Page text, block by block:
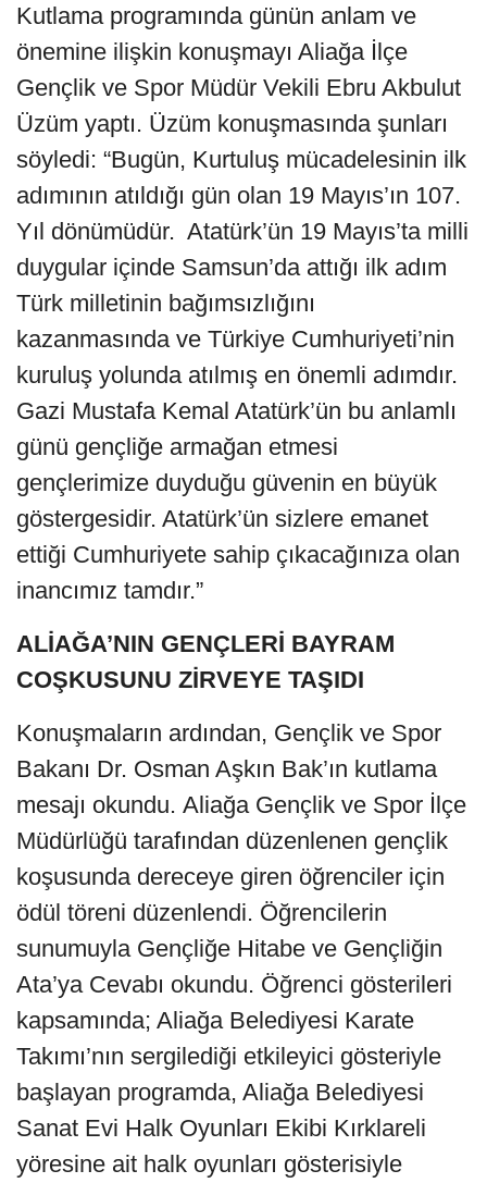
Kutlama programında günün anlam ve
önemine ilişkin konuşmayı Aliağa İlçe
Gençlik ve Spor Müdür Vekili Ebru Akbulut
Üzüm yaptı. Üzüm konuşmasında şunları
söyledi: “Bugün, Kurtuluş mücadelesinin ilk
adımının atıldığı gün olan 19 Mayıs’ın 107.
Yıl dönümüdür. Atatürk’ün 19 Mayıs’ta milli
duygular içinde Samsun’da attığı ilk adım
Türk milletinin bağımsızlığını
kazanmasında ve Türkiye Cumhuriyeti’nin
kuruluş yolunda atılmış en önemli adımdır.
Gazi Mustafa Kemal Atatürk’ün bu anlamlı
günü gençliğe armağan etmesi
gençlerimize duyduğu güvenin en büyük
göstergesidir. Atatürk’ün sizlere emanet
ettiği Cumhuriyete sahip çıkacağınıza olan
inancımız tamdır.”
ALİAĞA’NIN GENÇLERİ BAYRAM
COŞKUSUNU ZİRVEYE TAŞIDI
Konuşmaların ardından, Gençlik ve Spor
Bakanı Dr. Osman Aşkın Bak’ın kutlama
mesajı okundu. Aliağa Gençlik ve Spor İlçe
Müdürlüğü tarafından düzenlenen gençlik
koşusunda dereceye giren öğrenciler için
ödül töreni düzenlendi. Öğrencilerin
sunumuyla Gençliğe Hitabe ve Gençliğin
Ata’ya Cevabı okundu. Öğrenci gösterileri
kapsamında; Aliağa Belediyesi Karate
Takımı’nın sergilediği etkileyici gösteriyle
başlayan programda, Aliağa Belediyesi
Sanat Evi Halk Oyunları Ekibi Kırklareli
yöresine ait halk oyunları gösterisiyle